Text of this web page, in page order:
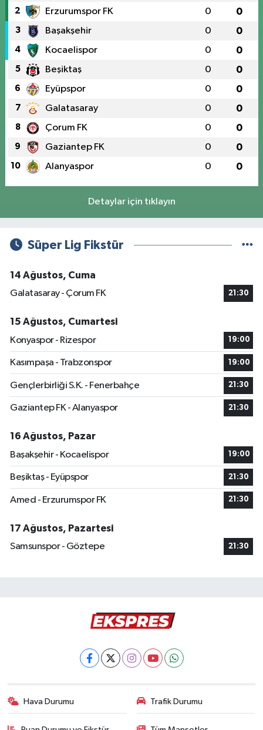
2 Erzurumspor FK 0 0
3 Başakşehir 0 0
4 Kocaelispor 0 0
5 Beşiktaş 0 0
6 Eyüpspor 0 0
7 Galatasaray 0 0
8 Çorum FK 0 0
9 Gaziantep FK 0 0
10 Alanyaspor 0 0
Detaylar için tıklayın
Süper Lig Fikstür
14 Ağustos, Cuma
Galatasaray - Çorum FK
21:30
15 Ağustos, Cumartesi
Konyaspor - Rizespor
19:00
Kasımpaşa - Trabzonspor 19:00
Gençlerbirliği S.K. - Fenerbahçe 21:30
Gaziantep FK - Alanyaspor 21:30
16 Ağustos, Pazar
Başakşehir - Kocaelispor
19:00
Beşiktaş - Eyüpspor 21:30
Amed - Erzurumspor FK 21:30
17 Ağustos, Pazartesi
Samsunspor - Göztepe
21:30
Hava Durumu Trafik Durumu